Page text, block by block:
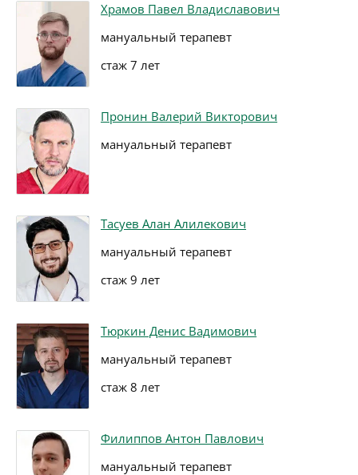
Храмов Павел Владиславович
мануальный терапевт
стаж 7 лет
Пронин Валерий Викторович
мануальный терапевт
Тасуев Алан Алилекович
мануальный терапевт
стаж 9 лет
Тюркин Денис Вадимович
мануальный терапевт
стаж 8 лет
Филиппов Антон Павлович
мануальный терапевт